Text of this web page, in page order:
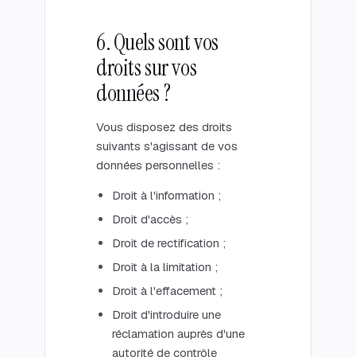
6. Quels sont vos
droits sur vos
données ?
Vous disposez des droits
suivants s'agissant de vos
données personnelles :
Droit à l'information ;
Droit d'accès ;
Droit de rectification ;
Droit à la limitation ;
Droit à l'effacement ;
Droit d'introduire une
réclamation auprès d'une
autorité de contrôle